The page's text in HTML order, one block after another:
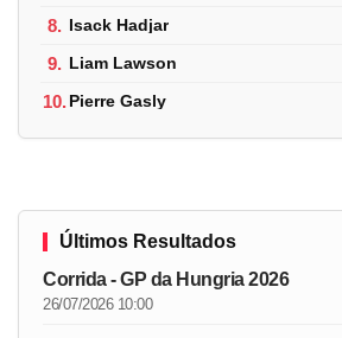
8. Isack Hadjar
9. Liam Lawson
10.Pierre Gasly
Últimos Resultados
Corrida - GP da Hungria 2026
26/07/2026 10:00